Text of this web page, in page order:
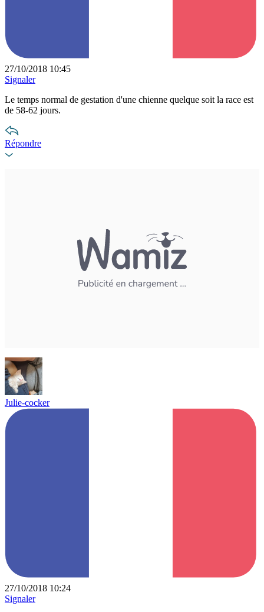
27/10/2018 10:45
Signaler
Le temps normal de gestation d'une chienne quelque soit la race est
de 58-62 jours.
Répondre
Julie-cocker
27/10/2018 10:24
Signaler